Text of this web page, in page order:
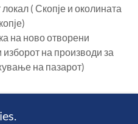
( Скопје и околината
на ново отворени
на производи за
на пазарот)